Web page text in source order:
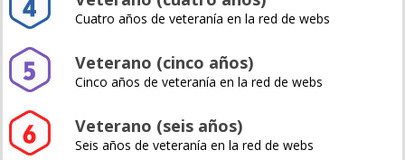
Cuatro años de veteranía en la red de webs
Veterano (cinco años)
Cinco años de veteranía en la red de webs
Veterano (seis años)
Seis años de veteranía en la red de webs